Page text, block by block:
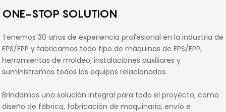
ONE-STOP SOLUTION
Tenemos 30 años de experiencia profesional en la industria de
EPS/EPP y fabricamos todo tipo de máquinas de EPS/EPP,
herramientas de moldeo, instalaciones auxiliares y
suministramos todos los equipos relacionados.
Brindamos una solución integral para todo el proyecto, como
diseño de fábrica, fabricación de maquinaria, envío e